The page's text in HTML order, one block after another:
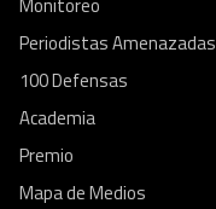
Monitoreo
Periodistas Amenazadas
100 Defensas
Academia
Premio
Mapa de Medios